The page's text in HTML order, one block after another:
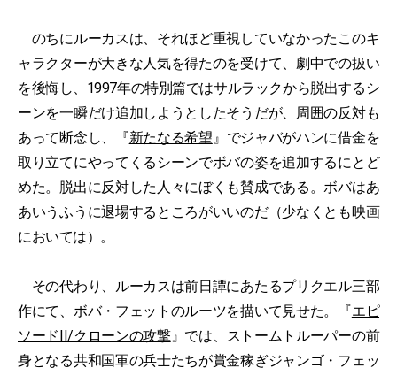
のちにルーカスは、それほど重視していなかったこのキ
ャラクターが大きな人気を得たのを受けて、劇中での扱い
を後悔し、1997年の特別篇ではサルラックから脱出するシ
ーンを一瞬だけ追加しようとしたそうだが、周囲の反対も
あって断念し、『新たなる希望』でジャバがハンに借金を
取り立てにやってくるシーンでボバの姿を追加するにとど
めた。脱出に反対した人々にぼくも賛成である。ボバはあ
あいうふうに退場するところがいいのだ（少なくとも映画
においては）。
その代わり、ルーカスは前日譚にあたるプリクエル三部
作にて、ボバ・フェットのルーツを描いて見せた。『エピ
ソードII/クローンの攻撃』では、ストームトルーパーの前
身となる共和国軍の兵士たちが賞金稼ぎジャンゴ・フェッ